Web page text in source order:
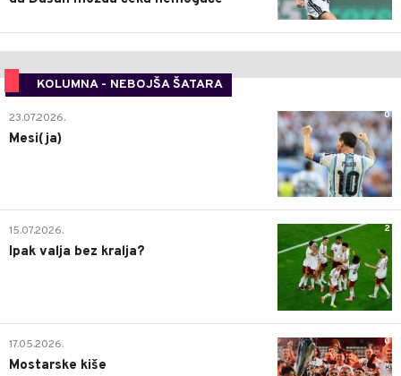
KOLUMNA - NEBOJŠA ŠATARA
0
23.07.2026.
Mesi(ja)
2
15.07.2026.
Ipak valja bez kralja?
0
17.05.2026.
Mostarske kiše